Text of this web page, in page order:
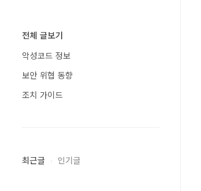
전체 글보기
악성코드 정보
보안 위협 동향
조치 가이드
최근글 인기글